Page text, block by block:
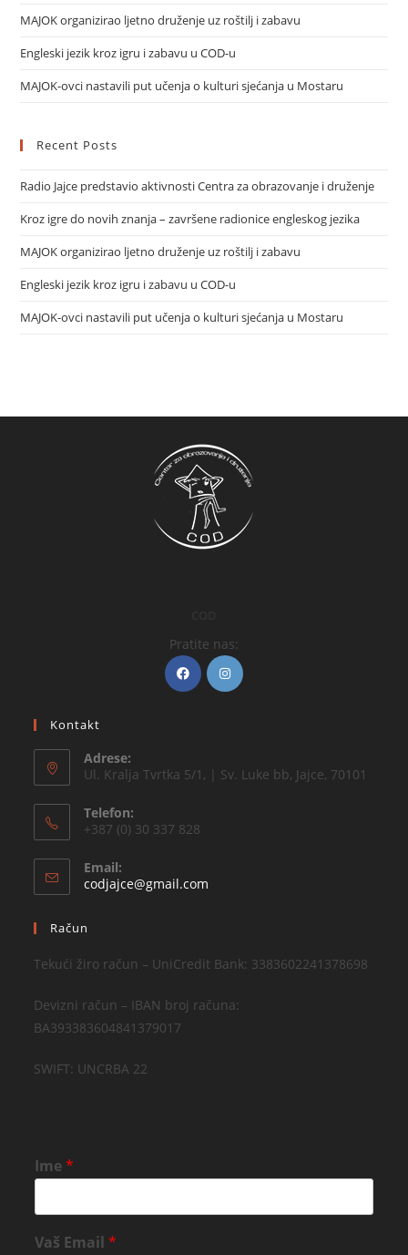
MAJOK organizirao ljetno druženje uz roštilj i zabavu
Engleski jezik kroz igru i zabavu u COD-u
MAJOK-ovci nastavili put učenja o kulturi sjećanja u Mostaru
Recent Posts
Radio Jajce predstavio aktivnosti Centra za obrazovanje i druženje
Kroz igre do novih znanja – završene radionice engleskog jezika
MAJOK organizirao ljetno druženje uz roštilj i zabavu
Engleski jezik kroz igru i zabavu u COD-u
MAJOK-ovci nastavili put učenja o kulturi sjećanja u Mostaru
Pratite nas:
Kontakt
Adrese:
Ul. Kralja Tvrtka 5/1, | Sv. Luke bb, Jajce, 70101
Telefon:
+387 (0) 30 337 828
Email:
codjajce@gmail.com
Račun
Tekući žiro račun – UniCredit Bank: 3383602241378698
Devizni račun – IBAN broj računa:
BA393383604841379017
SWIFT: UNCRBA 22
Ime*
Vaš Email*